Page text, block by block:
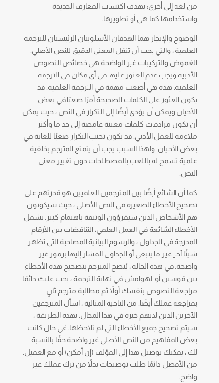
من لغة إلى أخرى؛ بهدف اكتساب المعارف الجديدة
واستخدامها كما هي أو تطويرها.
الوضوح والإيجاز هما الهدفان الأسلوبيان الرئيسيان للترجمة
العلمية ، والتي يجب أن تنقل المعنى الدقيق للنص الأصلي.
الغموض والتركيبات غير الواضحة هي خصائص النصوص
الأدبية ويجب عدم العثور عليها في أي مكان في الترجمة
العلمية. هذه هي أصعب مهمة في الترجمة العلمية. قد
يكون العثور على الكلمات الصحيحة أمرًا صعبًا في بعض
الأحيان ويمكن أن يؤدي أيضًا إلى التكرار في النص ، حيث يمكن
أن تكون مرادفات كلمات معينة غامضة إلى حد ما وأكثر
ملاءمة للعمل الأدبي. قد يكون تجنب التكرار صعبًا للغاية في
بعض الأحيان. ولهذا السبب يجب أن يتمتع المترجم بخلفية
علمية تسمح له باللعب بالمصطلحات دون تغيير معنى
النص.
كما أن الشائع أيضًا بين المترجمين العلميين هو قدرتهم على
تصحيح الأخطاء الصغيرة في النص الأصلي ، حيث سيكونون
هم الأشخاص الذين سيقرؤون الوثيقة باهتمام كبير. تشمل
الأخطاء الشائعة في العمل العلمي: التناقضات بين الأرقام
المدرجة في الجداول ، والرسوم البيانية المصاحبة التي تظهر
شيئًا آخر غير ما ينبغي أو الجداول المشار إليها برموز غير
واضحة. في هذه الحالة ، يُنصح المترجم بتصحيح هذه الأخطاء
بين قوسين أو الهوامش في نهاية الترجمة ، يجب عليك دائمًا
مراجعة النصوص بنفسك أولاً ثم مطالبة مترجم ثانٍ
بمراجعة عملك أيضًا. من الناحية المثالية ، اسأل المترجمين
الآخرين الذين لديهم خبرة في هذا المجال. بهذه الطريقة ،
سيتم تصحيح جميع الأخطاء التي لم تلاحظها. في حال كانت
بعض المفاهيم من النص الأصلي غير واضحة حقًا بالنسبة
لك ، يمكنك توصيل هذا إلى المؤلف (إن أمكن) أو مع العميل.
من الأفضل دائمًا طلب توضيحات بدلاً من ترك عملك غير
واضح.